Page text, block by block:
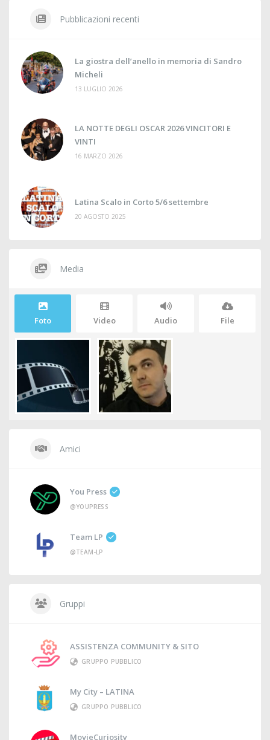
Pubblicazioni recenti
La giostra dell’anello in memoria di Sandro
Micheli
13 LUGLIO 2026
LA NOTTE DEGLI OSCAR 2026 VINCITORI E
VINTI
16 MARZO 2026
Latina Scalo in Corto 5/6 settembre
20 AGOSTO 2025
Media
Foto Video Audio File
Amici
You Press
@YOUPRESS
Team LP
@TEAM-LP
Gruppi
ASSISTENZA COMMUNITY & SITO
GRUPPO PUBBLICO
My City – LATINA
GRUPPO PUBBLICO
MovieCuriosity